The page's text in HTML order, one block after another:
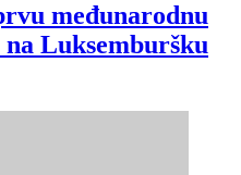
međunarodnu
Luksemburšku